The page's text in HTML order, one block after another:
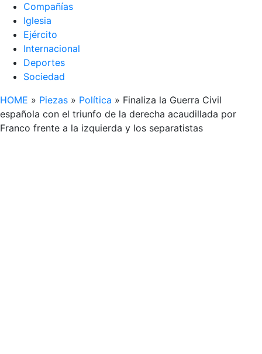
Compañías
Iglesia
Ejército
Internacional
Deportes
Sociedad
HOME » Piezas » Política » Finaliza la Guerra Civil
española con el triunfo de la derecha acaudillada por
Franco frente a la izquierda y los separatistas